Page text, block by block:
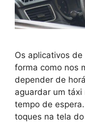
Os aplicativos
forma como nos
depender de
aguardar um táxi
tempo de
toques na tela